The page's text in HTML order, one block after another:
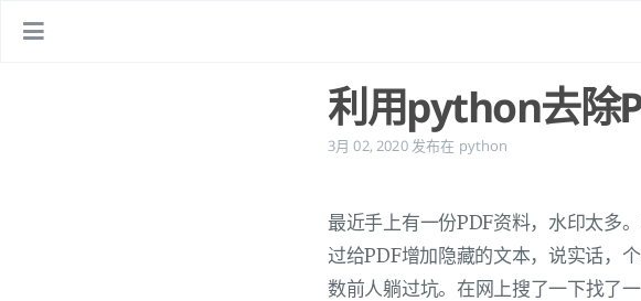
利用python去除
3月 02, 2020 发布在 python
最近手上有一份PDF资料，水印太多
过给PDF增加隐藏的文本，说实话，
数前人躺过坑。在网上搜了一下找了